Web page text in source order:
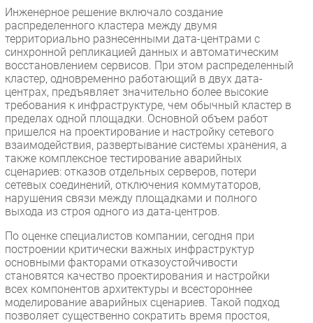
Инженерное решение включало создание
распределенного кластера между двумя
территориально разнесенными дата-центрами с
синхронной репликацией данных и автоматическим
восстановлением сервисов. При этом распределенный
кластер, одновременно работающий в двух дата-
центрах, предъявляет значительно более высокие
требования к инфраструктуре, чем обычный кластер в
пределах одной площадки. Основной объем работ
пришелся на проектирование и настройку сетевого
взаимодействия, развертывание системы хранения, а
также комплексное тестирование аварийных
сценариев: отказов отдельных серверов, потери
сетевых соединений, отключения коммутаторов,
нарушения связи между площадками и полного
выхода из строя одного из дата-центров.
По оценке специалистов компании, сегодня при
построении критически важных инфраструктур
основными факторами отказоустойчивости
становятся качество проектирования и настройки
всех компонентов архитектуры и всестороннее
моделирование аварийных сценариев. Такой подход
позволяет существенно сократить время простоя,